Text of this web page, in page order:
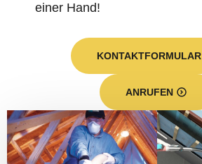
einer Hand!
KONTAKTFORMULAR
ANRUFEN